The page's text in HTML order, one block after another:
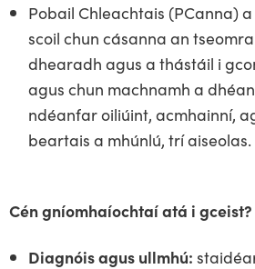
Pobail Chleachtais (PCanna)
scoil chun cásanna an
dhearadh agus a thástáil i
agus chun machnamh a
ndéanfar oiliúint, acmhainní,
beartais a mhúnlú, trí aiseolas.
Cén gníomhaíochtaí atá i gceist?
Diagnóis agus ullmhú: